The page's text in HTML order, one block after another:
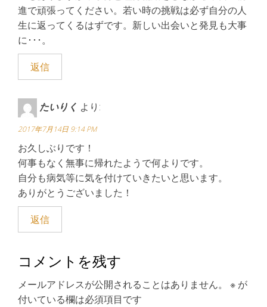
進で頑張ってください。若い時の挑戦は必ず自分の人
生に返ってくるはずです。新しい出会いと発見も大事
に･･･。
返信
たいりく より:
2017年7月14日 9:14 PM
お久しぶりです！
何事もなく無事に帰れたようで何よりです。
自分も病気等に気を付けていきたいと思います。
ありがとうございました！
返信
コメントを残す
メールアドレスが公開されることはありません。 ※ が
付いている欄は必須項目です